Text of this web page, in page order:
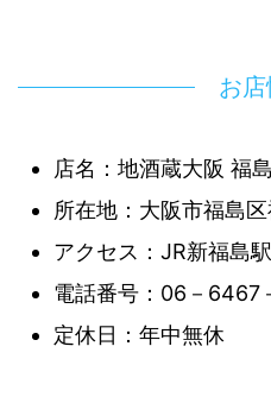
お
店名：地酒蔵大阪 福島
所在地：大阪市福島
アクセス：JR新福島
電話番号：06－6467
定休日：年中無休